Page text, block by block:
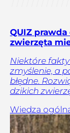
QUIZ prawda
zwierzęta
Niektóre
zmyślenie, a
błędne.
dzikich
Wiedza